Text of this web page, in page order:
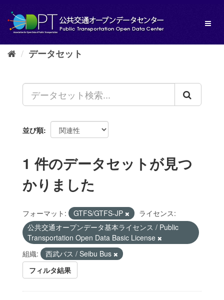
し
データセット
並び順
1 件のデータセットが見つ
かりました
フォーマット: GTFS/GTFS-JP
ライセンス:
公共交通オープンデータ基本ライセンス / Public
Transportation Open Data Basic License
組織:
西武バス / Seibu Bus
フィルタ結果